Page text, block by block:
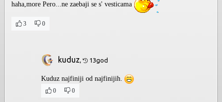
haha,more Pero...ne zaebaji se s' vesticama
3 0
kuduz, 13god
Kuduz najfiniji od najfinijih.
0 0